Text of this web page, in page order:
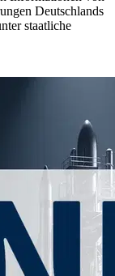
Deutschlands
staatliche